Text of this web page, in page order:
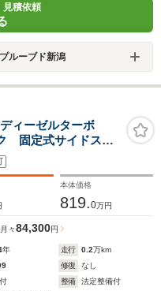
見積依頼
ルーブド新潟
ィーゼルターボ
固定式サイドステ
ルアーチプロテク
本体価格
819.0万円
月々84,300円
年 走行 0.2万km
修復
なし
整備
法定整備付